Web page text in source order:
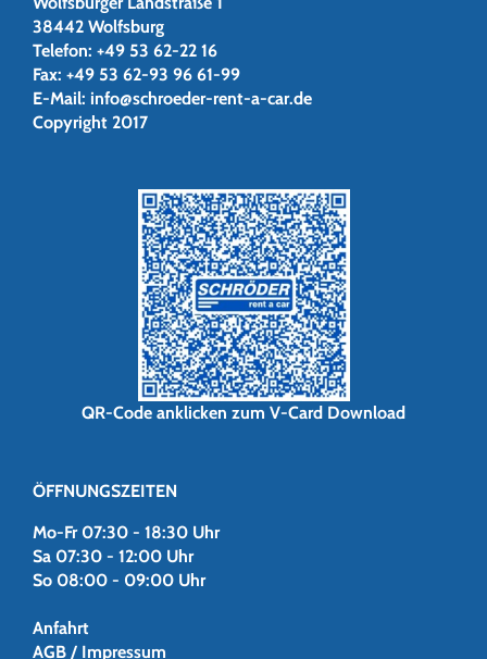
38442 Wolfsburg
Telefon: +49 53 62-22 16
Fax: +49 53 62-93 96 61-99
E-Mail: info@schroeder-rent-a-car.de
Copyright 2017
QR-Code anklicken zum V-Card Download
ÖFFNUNGSZEITEN
Mo-Fr 07:30 - 18:30 Uhr
Sa 07:30 - 12:00 Uhr
So 08:00 - 09:00 Uhr
Anfahrt
AGB / Impressum